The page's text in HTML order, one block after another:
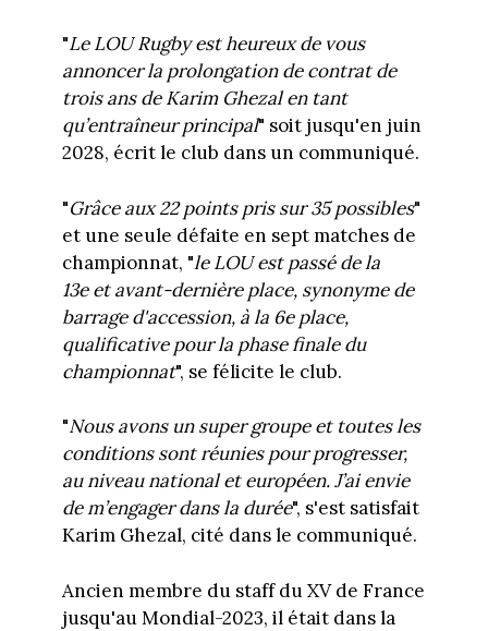
"Le LOU Rugby est heureux de vous
annoncer la prolongation de contrat de
trois ans de Karim Ghezal en tant
qu’entraîneur principal" soit jusqu'en juin
2028, écrit le club dans un communiqué.
"Grâce aux 22 points pris sur 35 possibles"
et une seule défaite en sept matches de
championnat, "le LOU est passé de la
13e et avant-dernière place, synonyme de
barrage d'accession, à la 6e place,
qualificative pour la phase finale du
championnat", se félicite le club.
"Nous avons un super groupe et toutes les
conditions sont réunies pour progresser,
au niveau national et européen. J’ai envie
de m’engager dans la durée", s'est satisfait
Karim Ghezal, cité dans le communiqué.
Ancien membre du staff du XV de France
jusqu'au Mondial-2023, il était dans la